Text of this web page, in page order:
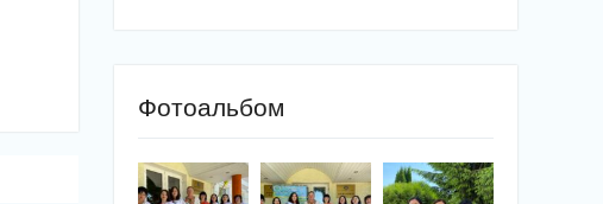
Фотоальбом